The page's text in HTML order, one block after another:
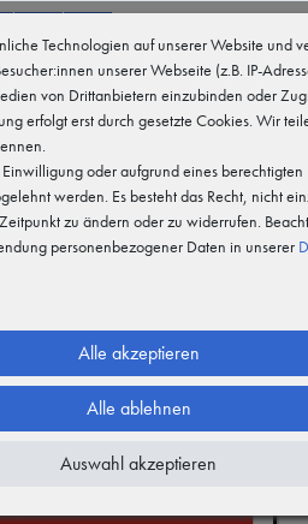
0
Technologien auf unserer Website und
unserer Webseite (z.B. IP-
von Drittanbietern einzubinden oder
erfolgt erst durch gesetzte Cookies. Wir
oder aufgrund eines berechtigten
werden. Es besteht das Recht, nicht
zu ändern oder zu widerrufen.
personenbezogener Daten in unserer
Alle akzeptieren
Alle ablehnen
Auswahl akzeptieren